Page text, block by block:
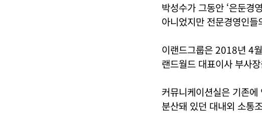
박성수가 그동안 ‘은둔경
아니었지만 전문경영인
이랜드그룹은 2018년 4
랜드월드 대표이사 부사
커뮤니케이션실은 기존
분산돼 있던 대내외 소통